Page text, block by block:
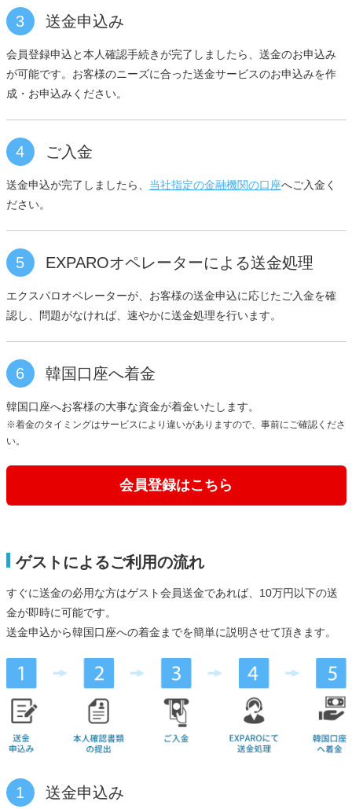
3 送金申込み
会員登録申込と本人確認手続きが完了しましたら、送金のお申込み
が可能です。お客様のニーズに合った送金サービスのお申込みを作
成・お申込みください。
4 ご入金
送金申込が完了しましたら、 当社指定の金融機関の口座へご入金く
ださい。
5 EXPAROオペレーターによる送金処理
エクスパロオペレーターが、お客様の送金申込に応じたご入金を確
認し、問題がなければ、速やかに送金処理を行います。
6 韓国口座へ着金
韓国口座へお客様の大事な資金が着金いたします。
※着金のタイミングはサービスにより違いがありますので、事前にご確認くださ
い。
会員登録はこちら
ゲストによるご利用の流れ
すぐに送金の必用な方はゲスト会員送金であれば、10万円以下の送
金が即時に可能です。
送金申込から韓国口座への着金までを簡単に説明させて頂きます。
1 送金申込み